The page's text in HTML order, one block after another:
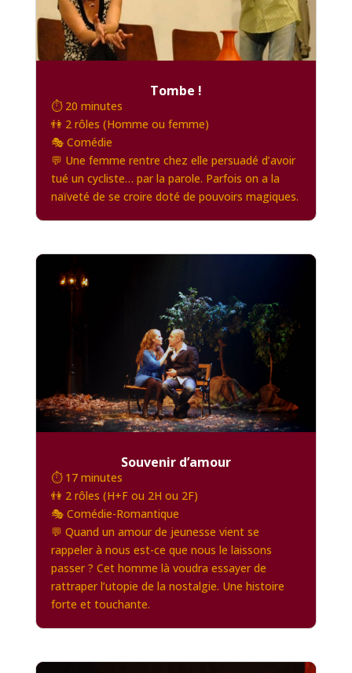
Tombe !
⏱️ 20 minutes
👫 2 rôles (Homme ou femme)
🎭 Comédie
💬 Une femme rentre chez elle persuadé d’avoir
tué un cycliste… par la parole. Parfois on a la
naïveté de se croire doté de pouvoirs magiques.
Souvenir d’amour
⏱️ 17 minutes
👫 2 rôles (H+F ou 2H ou 2F)
🎭 Comédie-Romantique
💬 Quand un amour de jeunesse vient se
rappeler à nous est-ce que nous le laissons
passer ? Cet homme là voudra essayer de
rattraper l’utopie de la nostalgie. Une histoire
forte et touchante.